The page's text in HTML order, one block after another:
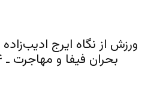
ورزش از نگاه ایرج
بحران فیفا و مهاجرت ـ ۱۴ مرداد / ۵ آگوست